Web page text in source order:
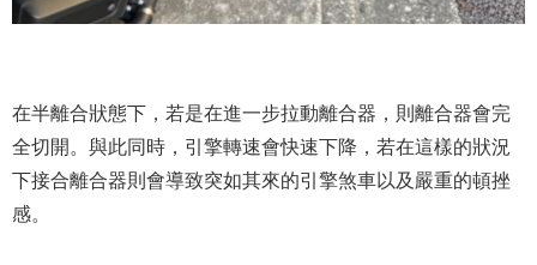
在半離合狀態下，若是在進一步拉動離合器，則離合器會完
全切開。與此同時，引擎轉速會快速下降，若在這樣的狀況
下接合離合器則會導致突如其來的引擎煞車以及嚴重的頓挫
感。